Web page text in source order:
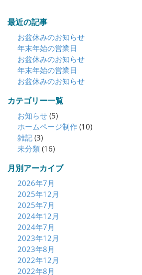
最近の記事
お盆休みのお知らせ
年末年始の営業日
お盆休みのお知らせ
年末年始の営業日
お盆休みのお知らせ
カテゴリー一覧
お知らせ (5)
ホームページ制作 (10)
雑記 (3)
未分類 (16)
月別アーカイブ
2026年7月
2025年12月
2025年7月
2024年12月
2024年7月
2023年12月
2023年8月
2022年12月
2022年8月